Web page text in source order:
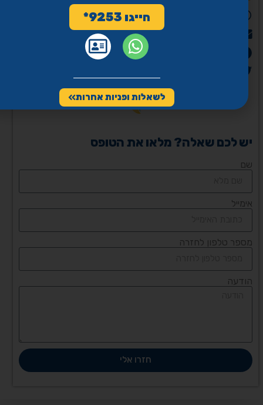
יש לכם שאלה? מלאו את הטופס
שם
אימייל
מספר טלפון לחזרה
הודעה
חזרו אלי
חייגו 9253*
לשאלות ופניות אחרות